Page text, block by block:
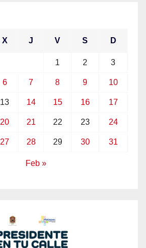
X J V S D
1 2 3
6 7 8 9 10
13 14 15 16 17
20 21 22 23 24
27 28 29 30 31
Feb »